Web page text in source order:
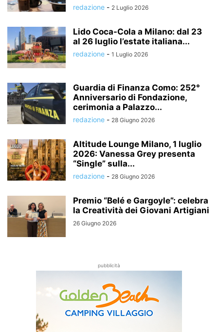
redazione - 2 Luglio 2026
Lido Coca-Cola a Milano: dal 23
al 26 luglio l’estate italiana...
redazione - 1 Luglio 2026
Guardia di Finanza Como: 252°
Anniversario di Fondazione,
cerimonia a Palazzo...
redazione - 28 Giugno 2026
Altitude Lounge Milano, 1 luglio
2026: Vanessa Grey presenta
“Single” sulla...
redazione - 28 Giugno 2026
Premio “Belé e Gargoyle”: celebra
la Creatività dei Giovani Artigiani
26 Giugno 2026
pubblicità